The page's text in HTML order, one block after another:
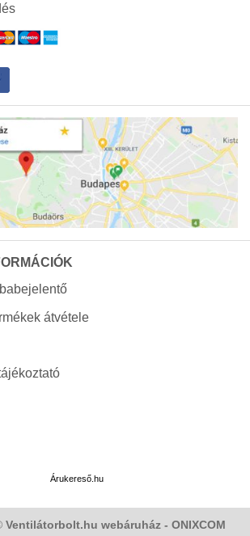
átvétele
Árukereső.hu
Ventilátorbolt.hu webáruház - ONIXCOM